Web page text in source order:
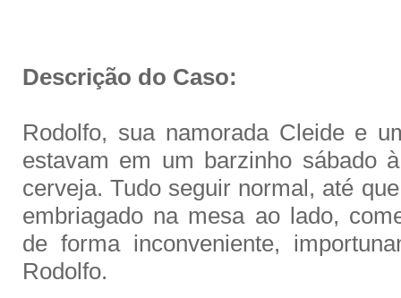
Descrição do Caso:
Rodolfo, sua namorada Cleide e
estavam em um barzinho sábado
cerveja. Tudo seguir normal, até
embriagado na mesa ao lado,
de forma inconveniente,
Rodolfo.